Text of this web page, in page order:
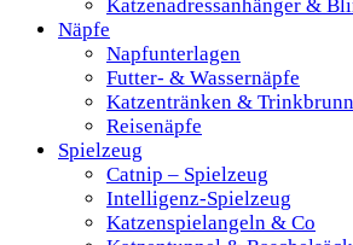
Katzenadressanhänger &
Näpfe
Napfunterlagen
Futter- & Wassernäpfe
Katzentränken &
Reisenäpfe
Spielzeug
Catnip – Spielzeug
Intelligenz-Spielzeug
Katzenspielangeln & Co